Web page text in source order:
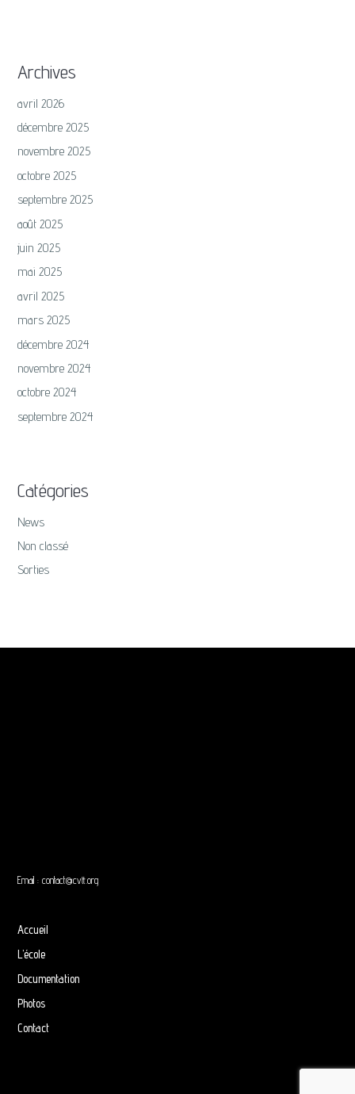
Archives
avril 2026
décembre 2025
novembre 2025
octobre 2025
septembre 2025
août 2025
juin 2025
mai 2025
avril 2025
mars 2025
décembre 2024
novembre 2024
octobre 2024
septembre 2024
Catégories
News
Non classé
Sorties
Email :contact@cvtt.org
Accueil
L’école
Documentation
Photos
Contact